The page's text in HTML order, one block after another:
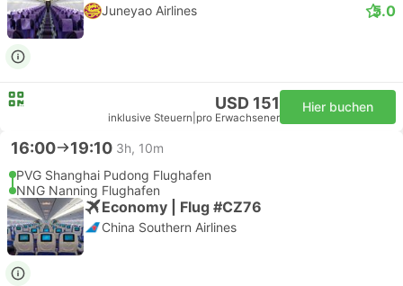
Juneyao Airlines 5.0
USD 151
inklusive Steuern pro Erwachsener
Hier buchen
16:00 19:10 3h, 10m
PVG Shanghai Pudong Flughafen
NNG Nanning Flughafen
Economy | Flug #CZ76
China Southern Airlines